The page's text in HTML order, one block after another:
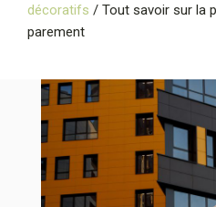
décoratifs / Tout savoir sur la
parement